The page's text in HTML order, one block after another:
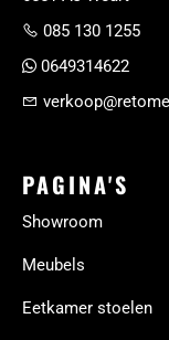
085 130 1255
0649314622
PAGINA'S
Showroom
Meubels
Eetkamer stoelen